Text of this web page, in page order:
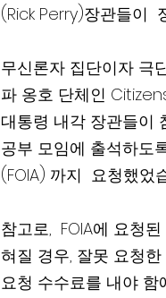
(Rick Perry)장관들이
무신론자 집단이자 극
파 옹호 단체인
대통령 내각 장관들이
공부 모임에 출석하
(FOIA) 까지  요청했었
참고로,  FOIA에 요청
혀질 경우, 잘못 요청
요청 수수료를 내야 함